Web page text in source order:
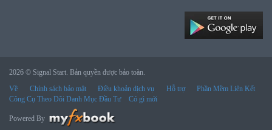
2026 © Signal Start. Bản quyền được bảo toàn.
Về
Chính sách bảo mật Điều khoản dịch vụ Hỗ trợ
Phần Mềm Liên Kết
Công Cụ Theo Dõi Danh Mục Đầu Tư
Có gì mới
Powered By